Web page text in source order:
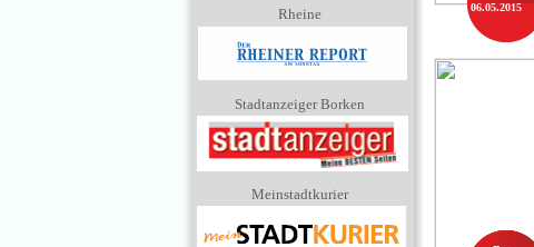
Rheine
Stadtanzeiger Borken
Meinstadtkurier
06.05.2015